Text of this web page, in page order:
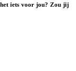
iets voor jou? Zou jij